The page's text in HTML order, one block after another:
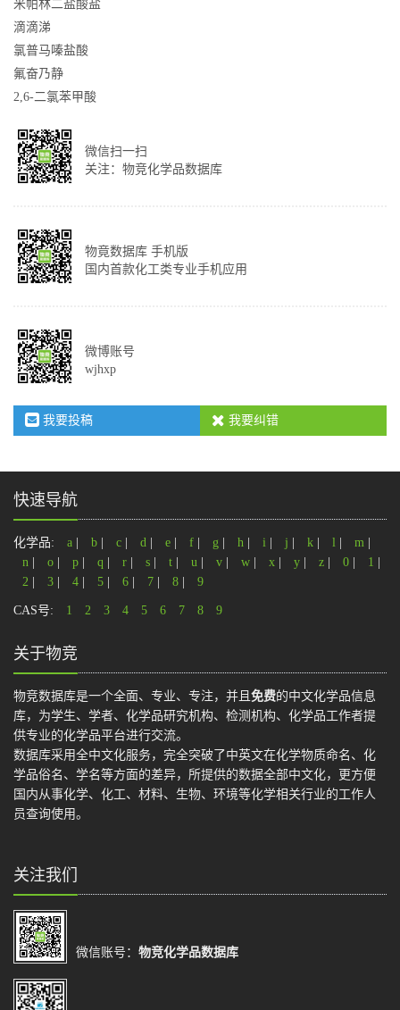
米帕林二盐酸盐
滴滴涕
氯普马嗪盐酸
氟奋乃静
2,6-二氯苯甲酸
微信扫一扫
关注：物竞化学品数据库
物竟数据库 手机版
国内首款化工类专业手机应用
微博账号
wjhxp
我要投稿 我要纠错
快速导航
化学品: a b c d e f g h i j k l m
n
o p q r s t u v w x y z 0 1
2
3 4 5 6 7 8 9
CAS号: 1 2 3 4 5 6 7 8 9
关于物竞
物竞数据库是一个全面、专业、专注，并且 免费的中文化学品信息
库，为学生、学者、化学品研究机构、检测机构、化学品工作者提
供专业的化学品平台进行交流。
数据库采用全中文化服务，完全突破了中英文在化学物质命名、化
学品俗名、学名等方面的差异，所提供的数据全部中文化，更方便
国内从事化学、化工、材料、生物、环境等化学相关行业的工作人
员查询使用。
关注我们
微信账号： 物竞化学品数据库